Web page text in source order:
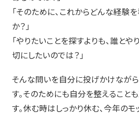
「そのために、これからどんな経験
か？」
「やりたいことを探すよりも、誰と
切にしたいのでは？」
そんな問いを自分に投げかけながら
す。そのためにも自分を整えること
す。休む時はしっかり休む、今年のモ